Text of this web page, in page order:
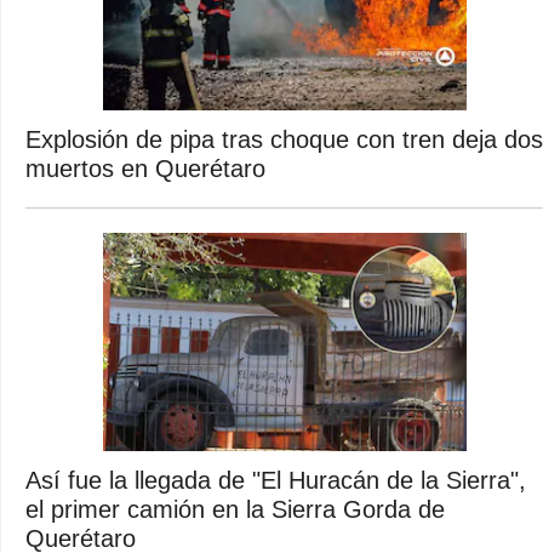
Explosión de pipa tras choque con tren deja dos
muertos en Querétaro
Así fue la llegada de "El Huracán de la Sierra",
el primer camión en la Sierra Gorda de
Querétaro